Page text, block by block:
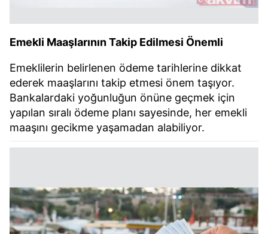
Emekli Maaşlarının Takip Edilmesi Önemli
Emeklilerin belirlenen ödeme tarihlerine dikkat
ederek maaşlarını takip etmesi önem taşıyor.
Bankalardaki yoğunluğun önüne geçmek için
yapılan sıralı ödeme planı sayesinde, her emekli
maaşını gecikme yaşamadan alabiliyor.